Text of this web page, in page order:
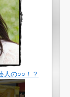
人の○○！？